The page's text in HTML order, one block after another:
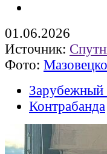
01.06.2026
Источник:
Фото:
Зарубежный
Контрабанда